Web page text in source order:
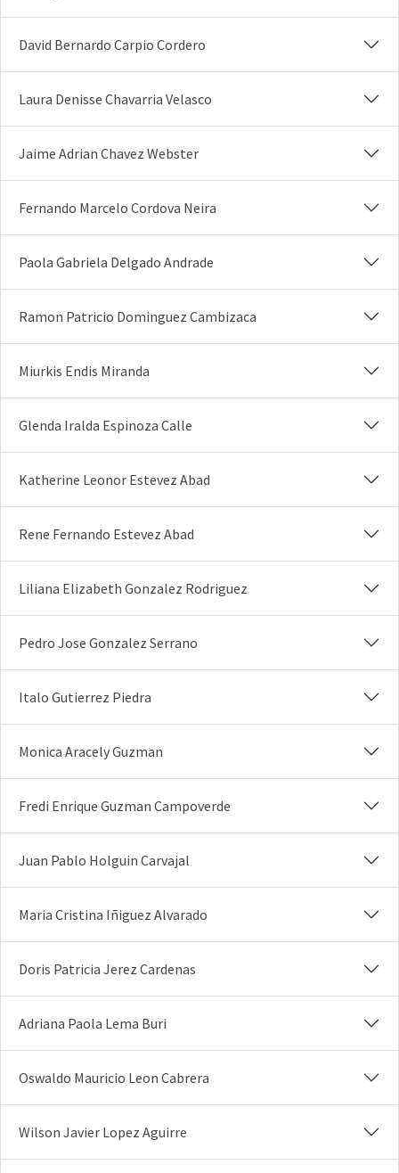
David Bernardo Carpio Cordero
Laura Denisse Chavarria Velasco
Jaime Adrian Chavez Webster
Fernando Marcelo Cordova Neira
Paola Gabriela Delgado Andrade
Ramon Patricio Dominguez Cambizaca
Miurkis Endis Miranda
Glenda Iralda Espinoza Calle
Katherine Leonor Estevez Abad
Rene Fernando Estevez Abad
Liliana Elizabeth Gonzalez Rodriguez
Pedro Jose Gonzalez Serrano
Italo Gutierrez Piedra
Monica Aracely Guzman
Fredi Enrique Guzman Campoverde
Juan Pablo Holguin Carvajal
Maria Cristina Iñiguez Alvarado
Doris Patricia Jerez Cardenas
Adriana Paola Lema Buri
Oswaldo Mauricio Leon Cabrera
Wilson Javier Lopez Aguirre